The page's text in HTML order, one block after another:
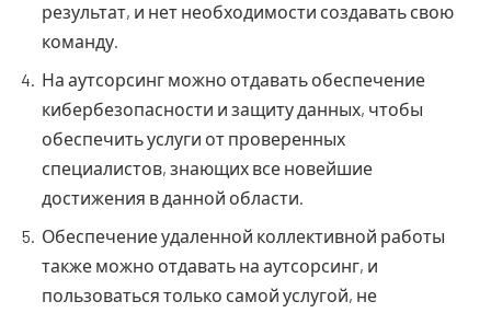
результат, и нет необходимости создавать свою
команду.
На аутсорсинг можно отдавать обеспечение
кибербезопасности и защиту данных, чтобы
обеспечить услуги от проверенных
специалистов, знающих все новейшие
достижения в данной области.
Обеспечение удаленной коллективной работы
также можно отдавать на аутсорсинг, и
пользоваться только самой услугой, не